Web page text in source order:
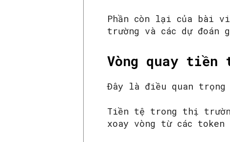
Phần còn lại của bài
trường và các dự đoán
Vòng quay
Đây là điều quan trọng
Tiền tệ trong thị
xoay vòng từ các